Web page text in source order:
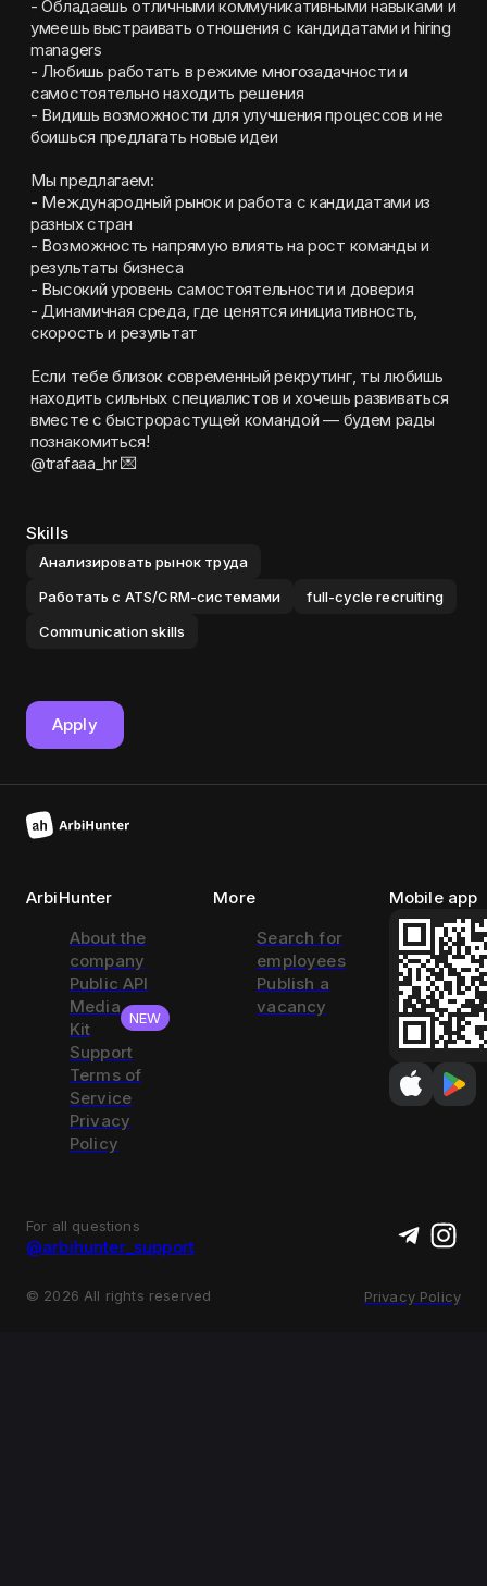
- Обладаешь отличными коммуникативными навыками и
умеешь выстраивать отношения с кандидатами и hiring
managers
- Любишь работать в режиме многозадачности и
самостоятельно находить решения
- Видишь возможности для улучшения процессов и не
боишься предлагать новые идеи
Мы предлагаем:
- Международный рынок и работа с кандидатами из
разных стран
- Возможность напрямую влиять на рост команды и
результаты бизнеса
- Высокий уровень самостоятельности и доверия
- Динамичная среда, где ценятся инициативность,
скорость и результат
Если тебе близок современный рекрутинг, ты любишь
находить сильных специалистов и хочешь развиваться
вместе с быстрорастущей командой — будем рады
познакомиться!
@trafaaa_hr 💌
Skills
Анализировать рынок труда
Работать с ATS/CRM-системами
full-cycle recruiting
Communication skills
Apply
ArbiHunter
About the
company
Public API
Media
Kit
NEW
Support
Terms of
Service
Privacy
Policy
More
Search for
employees
Publish a
vacancy
Mobile app
For all questions
@arbihunter_support
© 2026 All rights reserved Privacy Policy